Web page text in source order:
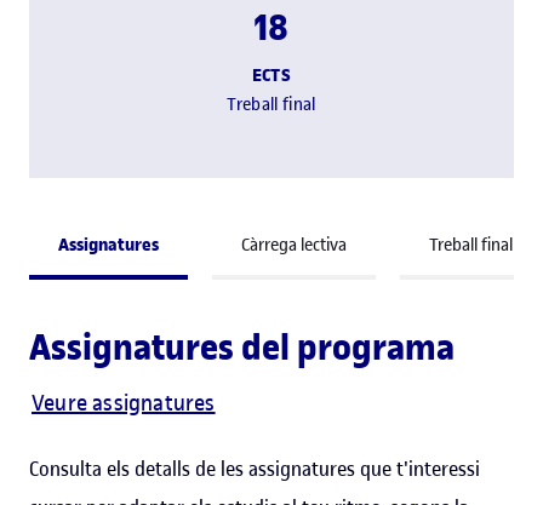
18
ECTS
Treball final
Assignatures Càrrega lectiva Treball final
Assignatures del programa
Veure assignatures
Consulta els detalls de les assignatures que t'interessi